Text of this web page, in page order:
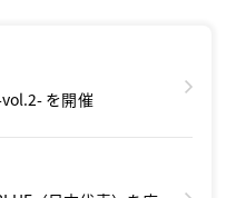
を開催